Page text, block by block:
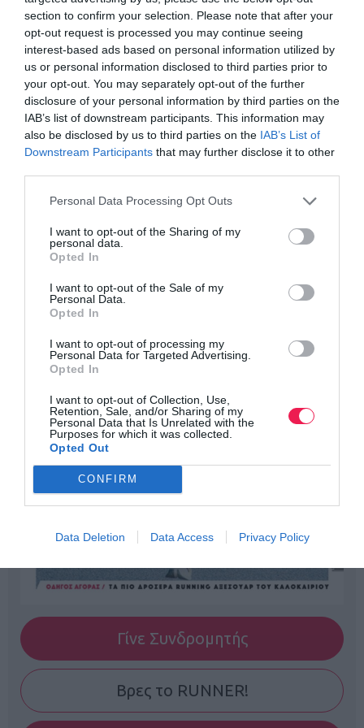
section to confirm your selection. Please note that after your
opt-out request is processed you may continue seeing
interest-based ads based on personal information utilized by
us or personal information disclosed to third parties prior to
your opt-out. You may separately opt-out of the further
disclosure of your personal information by third parties on the
IAB’s list of downstream participants. This information may
also be disclosed by us to third parties on the IAB’s List of
Downstream Participants that may further disclose it to other
Personal Data Processing Opt Outs
I want to opt-out of the Sharing of my
personal data.
Opted In
I want to opt-out of the Sale of my
Personal Data.
Opted In
I want to opt-out of processing my
Personal Data for Targeted Advertising.
Opted In
I want to opt-out of Collection, Use,
Retention, Sale, and/or Sharing of my
Personal Data that Is Unrelated with the
Purposes for which it was collected.
Opted Out
CONFIRM
Data Deletion Data Access Privacy Policy
Γίνε Συνδρομητής
Βρες το RUNNER!